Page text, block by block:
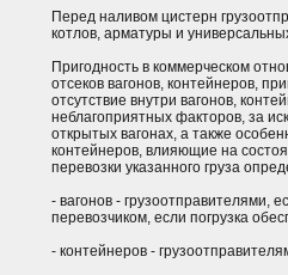
Перед наливом цистерн
котлов, арматуры и
Пригодность в коммерческом
отсеков вагонов, контейнеров,
отсутствие внутри вагонов,
неблагоприятных факторов, за
открытых вагонах, а также
контейнеров, влияющие на
перевозки указанного груза
- вагонов - грузоотправителями,
перевозчиком, если погрузка
- контейнеров -